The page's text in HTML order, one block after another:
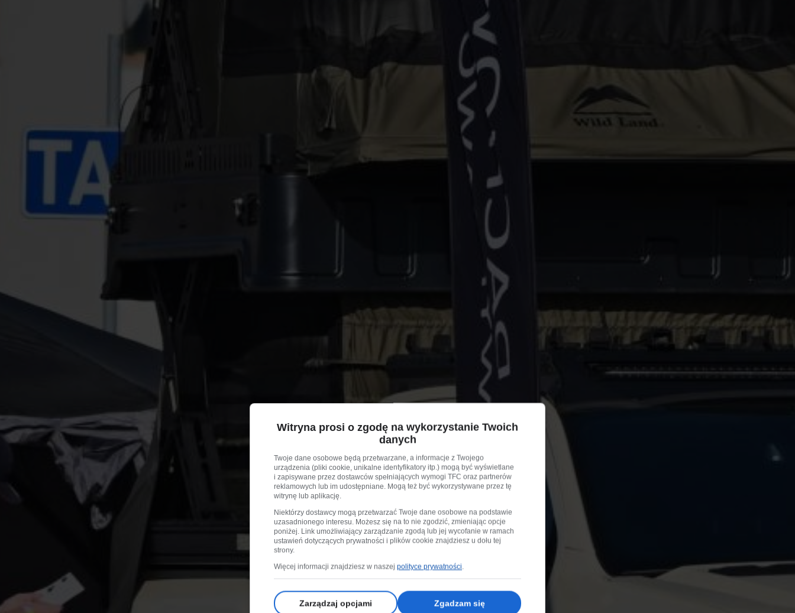
Witryna prosi o zgodę na wykorzystanie Twoich
danych
Twoje dane osobowe będą przetwarzane, a informacje z Twojego
urządzenia (pliki cookie, unikalne identyfikatory itp.) mogą być wyświetlane
i zapisywane przez dostawców spełniających wymogi TFC oraz partnerów
reklamowych lub im udostępniane. Mogą też być wykorzystywane przez tę
witrynę lub aplikację.
Niektórzy dostawcy mogą przetwarzać Twoje dane osobowe na podstawie
uzasadnionego interesu. Możesz się na to nie zgodzić, zmieniając opcje
poniżej. Link umożliwiający zarządzanie zgodą lub jej wycofanie w ramach
ustawień dotyczących prywatności i plików cookie znajdziesz u dołu tej
strony.
Więcej informacji znajdziesz w naszej polityce prywatności.
Zarządzaj opcjami Zgadzam się